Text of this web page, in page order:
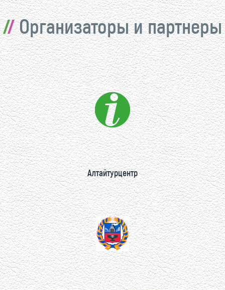
Организаторы и партнеры
Алтайтурцентр